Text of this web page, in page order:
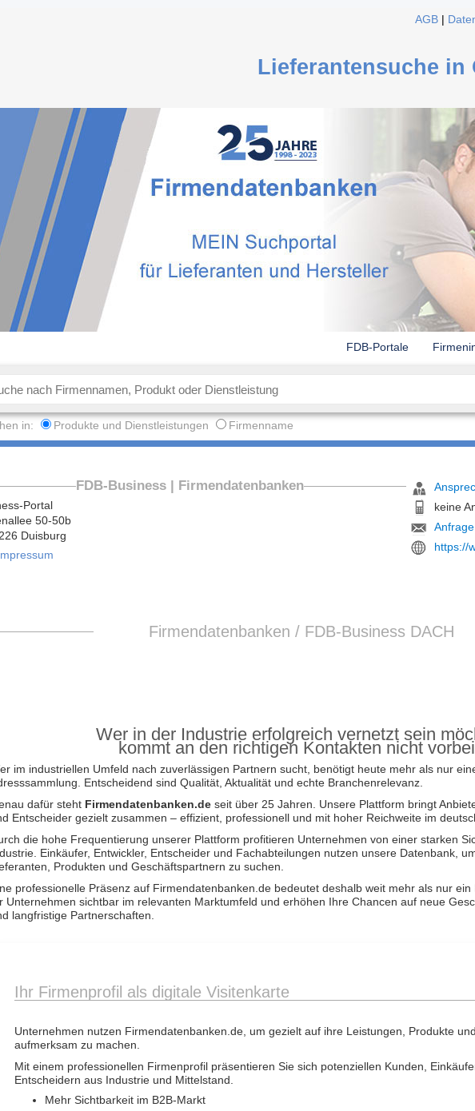
AGB
Lieferantensuche in
FDB-Portale
in: Produkte und Dienstleistungen Firmenname
FDB-Business | Firmendatenbanken
Portal
50-50b
Duisburg
keine
https://
Firmendatenbanken / FDB-Business DACH
Wer in der Industrie erfolgreich vernetzt sein
kommt an den richtigen Kontakten nicht
im industriellen Umfeld nach zuverlässigen Partnern sucht, benötigt heute mehr als nur
Entscheidend sind Qualität, Aktualität und echte Branchenrelevanz.
dafür steht Firmendatenbanken.de seit über 25 Jahren. Unsere Plattform bringt
Entscheider gezielt zusammen – effizient, professionell und mit hoher Reichweite im
die hohe Frequentierung unserer Plattform profitieren Unternehmen von einer starken
Einkäufer, Entwickler, Entscheider und Fachabteilungen nutzen unsere Datenbank,
Produkten und Geschäftspartnern zu suchen.
professionelle Präsenz auf Firmendatenbanken.de bedeutet deshalb weit mehr als nur ein
Unternehmen sichtbar im relevanten Marktumfeld und erhöhen Ihre Chancen auf neue
langfristige Partnerschaften.
Ihr Firmenprofil als digitale Visitenkarte
Unternehmen nutzen Firmendatenbanken.de, um gezielt auf ihre Leistungen, Produkte
aufmerksam zu machen.
Mit einem professionellen Firmenprofil präsentieren Sie sich potenziellen Kunden,
Entscheidern aus Industrie und Mittelstand.
Mehr Sichtbarkeit im B2B-Markt